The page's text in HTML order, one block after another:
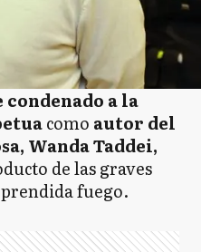
a la
como autor del
Wanda Taddei,
de las graves
fuego.